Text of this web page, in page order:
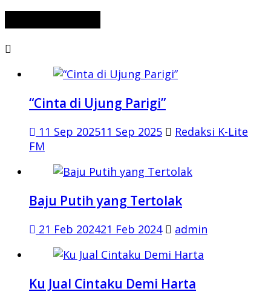
“Cinta di Ujung Parigi”
11 Sep 202511 Sep 2025
Redaksi K-Lite
FM
Baju Putih yang Tertolak
21 Feb 202421 Feb 2024 admin
Ku Jual Cintaku Demi Harta